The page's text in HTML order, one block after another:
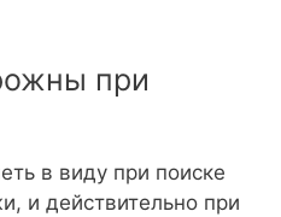
при
в виду при поиске
и действительно при